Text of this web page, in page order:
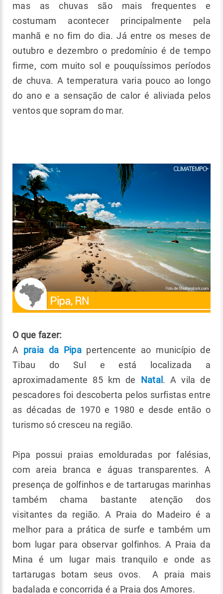
mas as chuvas são mais frequentes e
costumam acontecer principalmente pela
manhã e no fim do dia. Já entre os meses de
outubro e dezembro o predomínio é de tempo
firme, com muito sol e pouquíssimos períodos
de chuva. A temperatura varia pouco ao longo
do ano e a sensação de calor é aliviada pelos
ventos que sopram do mar.
O que fazer:
A praia da Pipa pertencente ao município de
Tibau do Sul e está localizada a
aproximadamente 85 km de Natal . A vila de
pescadores foi descoberta pelos surfistas entre
as décadas de 1970 e 1980 e desde então o
turismo só cresceu na região.
Pipa possui praias emolduradas por falésias,
com areia branca e águas transparentes. A
presença de golfinhos e de tartarugas marinhas
também chama bastante atenção dos
visitantes da região. A Praia do Madeiro é a
melhor para a prática de surfe e também um
bom lugar para observar golfinhos. A Praia da
Mina é um lugar mais tranquilo e onde as
tartarugas botam seus ovos. A praia mais
badalada e concorrida é a Praia dos Amores.